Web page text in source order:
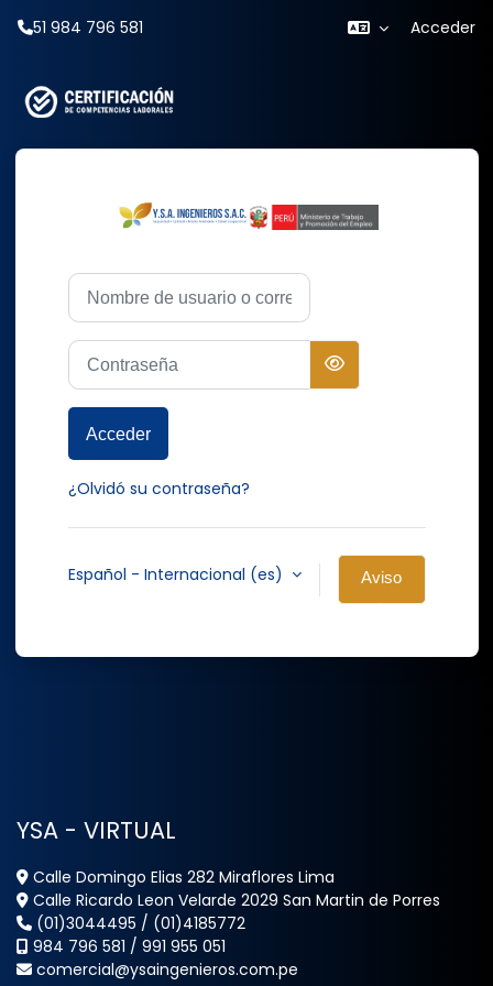
51 984 796 581 Acceder
ENTRAR A YSA
Nombre de usuario o correo electrónico
Contraseña
Acceder
¿Olvidó su contraseña?
Español - Internacional ‎(es)‎
Aviso
YSA - VIRTUAL
Calle Domingo Elias 282 Miraflores Lima
Calle Ricardo Leon Velarde 2029 San Martin de Porres
(01)3044495 / (01)4185772
984 796 581 / 991 955 051
comercial@ysaingenieros.com.pe